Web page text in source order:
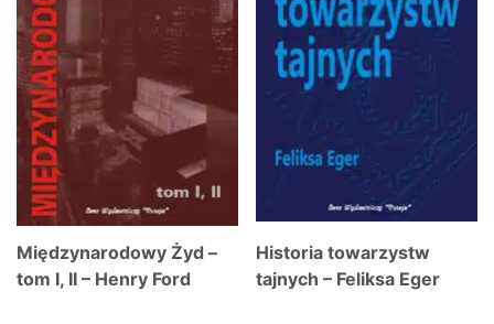
Międzynarodowy Żyd –
tom I, II – Henry Ford
Historia towarzystw
tajnych – Feliksa Eger